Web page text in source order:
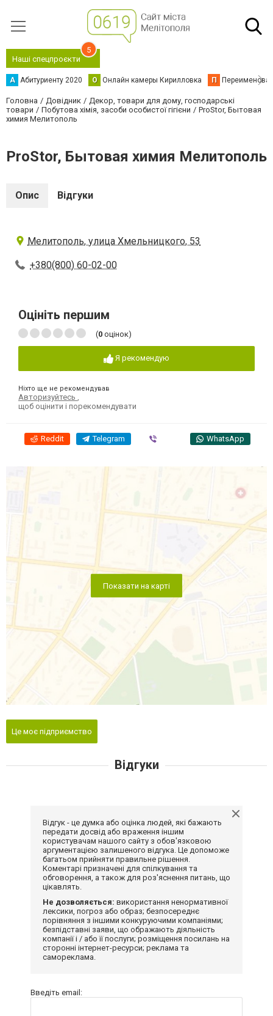
Наші спецпроєкти
5
А Абитуриенту 2020 О Онлайн камеры Кирилловка П
Головна Довідник
Декор, товари для дому, господарські
товари
Побутова хімія, засоби особистої гігієни
ProStor, Бытовая
химия Мелитополь
ProStor, Бытовая химия Мелитополь
Опис Відгуки
Мелитополь, улица Хмельницкого, 53
+380(800) 60-02-00
Оцініть першим
(0 оцінок)
Я рекомендую
Ніхто ще не рекомендував
Авторизуйтесь
щоб оцінити і порекомендувати
Reddit Telegram WhatsApp
Показати на карті
Це моє підприємство
Відгуки
Відгук - це думка або оцінка людей, які бажають
передати досвід або враження іншим
користувачам нашого сайту з обов'язковою
аргументацією залишеного відгука. Це допоможе
багатьом прийняти правильне рішення.
Коментарі призначені для спілкування та
обговорення, а також для роз'яснення питань, що
цікавлять.
Не дозволяється: використання ненормативної
лексики, погроз або образ; безпосереднє
порівняння з іншими конкуруючими компаніями;
безпідставні заяви, що ображають діяльність
компанії і / або її послуги; розміщення посилань на
сторонні інтернет-ресурси; реклама та
самореклама.
Введіть email: